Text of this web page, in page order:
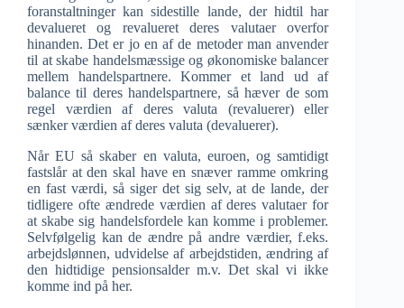
foranstaltninger kan sidestille lande, der hidtil har
devalueret og revalueret deres valutaer overfor
hinanden. Det er jo en af de metoder man anvender
til at skabe handelsmæssige og økonomiske balancer
mellem handelspartnere. Kommer et land ud af
balance til deres handelspartnere, så hæver de som
regel værdien af deres valuta (revaluerer) eller
sænker værdien af deres valuta (devaluerer).
Når EU så skaber en valuta, euroen, og samtidigt
fastslår at den skal have en snæver ramme omkring
en fast værdi, så siger det sig selv, at de lande, der
tidligere ofte ændrede værdien af deres valutaer for
at skabe sig handelsfordele kan komme i problemer.
Selvfølgelig kan de ændre på andre værdier, f.eks.
arbejdslønnen, udvidelse af arbejdstiden, ændring af
den hidtidige pensionsalder m.v. Det skal vi ikke
komme ind på her.